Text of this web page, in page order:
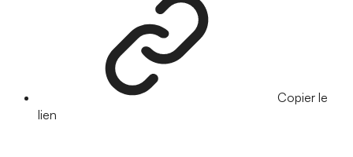
Copier le
lien